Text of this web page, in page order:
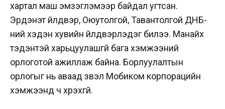
хартал маш эмзэглэмээр байдал угтсан.
Эрдэнэт үйлдвэр, Оюутолгой, Тавантолгой ДНБ-
ний хэдэн хувийн үйлдвэрлэдэг билээ. Манайх
тэдэнтэй харьцуулашгүй бага хэмжээний
орлоготой ажиллаж байна. Борлуулалтын
орлогыг нь аваад үзвэл Мобиком корпорацийн
хэмжээнд ч хүрэхгүй.